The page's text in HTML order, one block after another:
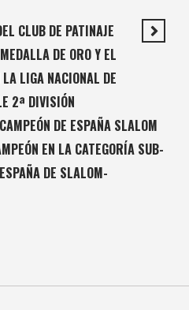
CLUB DE PATINAJE
DE ORO Y EL
LIGA NACIONAL DE
2ª DIVISIÓN
DE ESPAÑA SLALOM
EN LA CATEGORÍA SUB-
DE SLALOM-